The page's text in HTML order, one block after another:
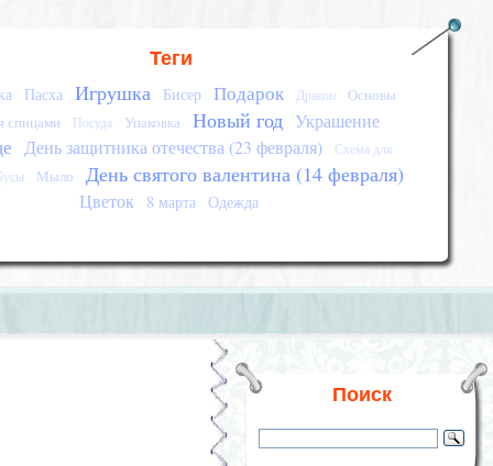
Теги
Пасха Игрушка Бисер Подарок Дракон
Основы
спицами
Посуда Упаковка Новый год Украшение
День защитника отечества (23 февраля)
Схема для
Мыло День святого валентина (14 февраля)
Цветок 8 марта Одежда
Поиск